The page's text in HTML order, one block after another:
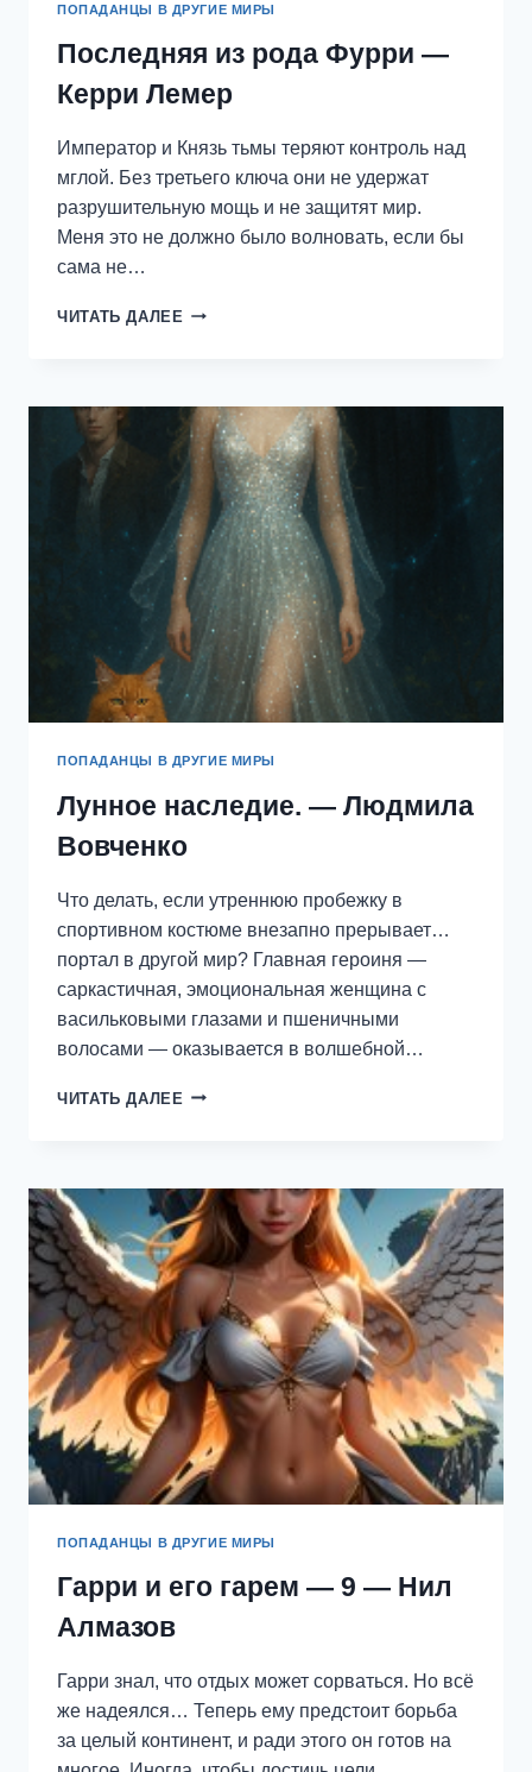
ПОПАДАНЦЫ В ДРУГИЕ МИРЫ
Последняя из рода Фурри —
Керри Лемер
Император и Князь тьмы теряют контроль над
мглой. Без третьего ключа они не удержат
разрушительную мощь и не защитят мир.
Меня это не должно было волновать, если бы
сама не…
ЧИТАТЬ ДАЛЕЕ ПОСЛЕДНЯЯ
—
КЕРРИ
ЛЕМЕР
ПОПАДАНЦЫ В ДРУГИЕ МИРЫ
Лунное наследие. — Людмила
Вовченко
Что делать, если утреннюю пробежку в
спортивном костюме внезапно прерывает…
портал в другой мир? Главная героиня —
саркастичная, эмоциональная женщина с
васильковыми глазами и пшеничными
волосами — оказывается в волшебной…
ЧИТАТЬ ДАЛЕЕ ЛУННОЕ
ВОВЧЕНКО
ПОПАДАНЦЫ В ДРУГИЕ МИРЫ
Гарри и его гарем — 9 — Нил
Алмазов
Гарри знал, что отдых может сорваться. Но всё
же надеялся… Теперь ему предстоит борьба
за целый континент, и ради этого он готов на